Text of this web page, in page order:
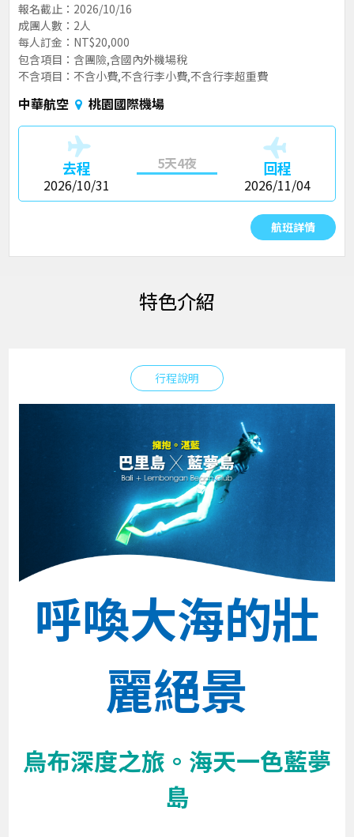
報名截止：2026/10/16
成團人數：2人
每人訂金：NT$20,000
包含項目：含團險,含國內外機場稅
不含項目：不含小費,不含行李小費,不含行李超重費
中華航空 桃園國際機場
去程
2026/10/31
5天4夜 回程
2026/11/04
航班詳情
特色介紹
行程說明
呼喚大海的壯
麗絕景
烏布深度之旅。海天一色藍夢
島